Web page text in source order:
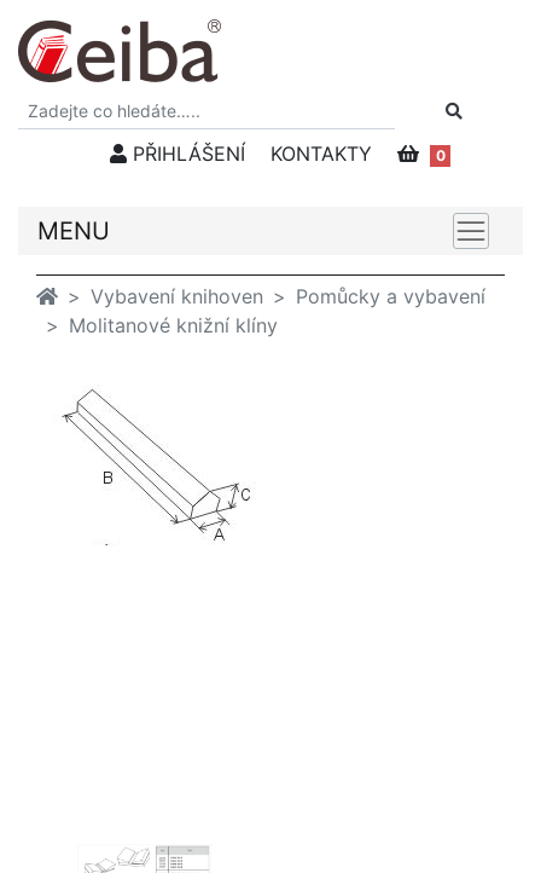
PŘIHLÁŠENÍ KONTAKTY 0
MENU
Vybavení knihoven
Pomůcky a vybavení
Molitanové knižní klíny